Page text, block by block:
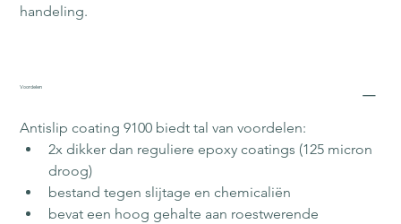
handeling.
Voordelen
Antislip coating 9100 biedt tal van voordelen:
2x dikker dan reguliere epoxy coatings (125 micron
droog)
bestand tegen slijtage en chemicaliën
bevat een hoog gehalte aan roestwerende